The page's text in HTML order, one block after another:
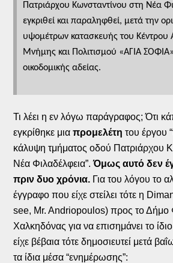
Πατριάρχου Κωνσταντίνου στη Νέα
εγκριθεί και παραληφθεί, μετά την
υψομέτρων κατασκευής του Κέντρου
Μνήμης και Πολιτισμού «ΑΓΙΑ
οικοδομικής αδείας.
Τι λέει η εν λόγω παράγραφος; Ότι
εγκρίθηκε μιαπρομελέτη του έργου
κάλυψη τμήματος οδού Πατριάρχου
Νέα Φιλαδέλφεια”.Όμως αυτό δεν
πριν δυο χρόνια. Για του λόγου το
έγγραφο που είχε στείλει τότε η
see, Mr. Andriopoulos) προς το Δήμο
Χαλκηδόνας για να επισημάνει το
είχε βέβαια τότε δημοσιευτεί μετά
τα ίδια μέσα “ενημέρωσης”: